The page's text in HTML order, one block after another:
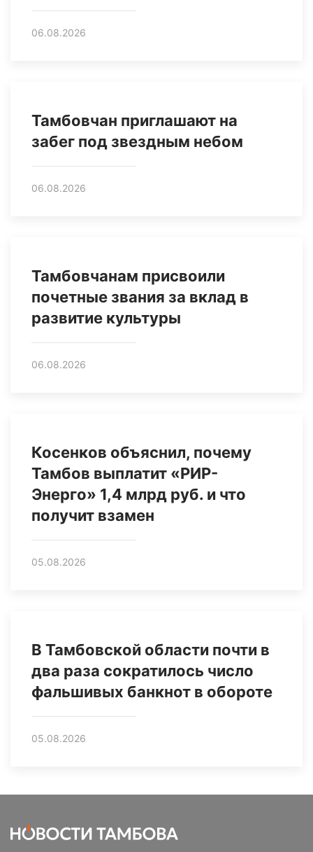
06.08.2026
Тамбовчан приглашают на
забег под звездным небом
06.08.2026
Тамбовчанам присвоили
почетные звания за вклад в
развитие культуры
06.08.2026
Косенков объяснил, почему
Тамбов выплатит «РИР-
Энерго» 1,4 млрд руб. и что
получит взамен
05.08.2026
В Тамбовской области почти в
два раза сократилось число
фальшивых банкнот в обороте
05.08.2026